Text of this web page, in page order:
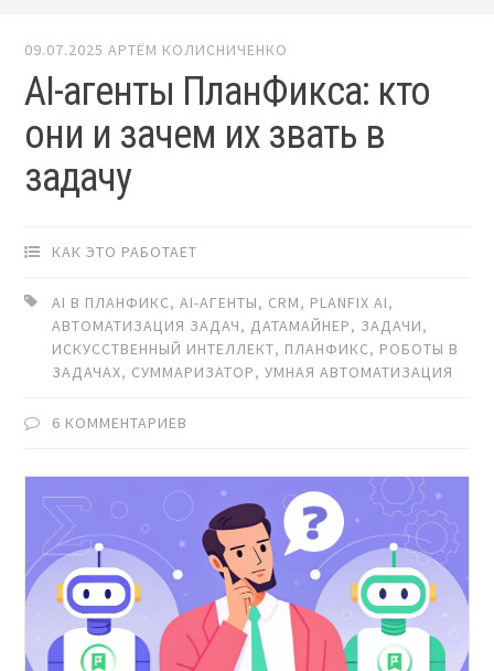
09.07.2025 АРТЁМ КОЛИСНИЧЕНКО
AI-агенты ПланФикса: кто
они и зачем их звать в
задачу
КАК ЭТО РАБОТАЕТ
AI В ПЛАНФИКС,AI-АГЕНТЫ, CRM, PLANFIX AI,
АВТОМАТИЗАЦИЯ ЗАДАЧ, ДАТАМАЙНЕР, ЗАДАЧИ,
ИСКУССТВЕННЫЙ ИНТЕЛЛЕКТ, ПЛАНФИКС, РОБОТЫ В
ЗАДАЧАХ, СУММАРИЗАТОР,УМНАЯ АВТОМАТИЗАЦИЯ
6 КОММЕНТАРИЕВ